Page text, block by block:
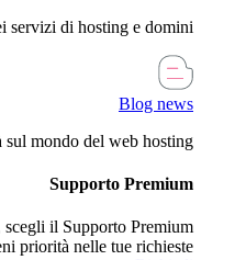
servizi di hosting e domini
Blog news
mondo del web hosting
Supporto Premium
scegli il Supporto Premium
priorità nelle tue richieste